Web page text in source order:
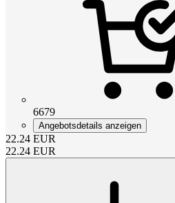
6679
Angebotsdetails anzeigen
22.24 EUR
22.24 EUR